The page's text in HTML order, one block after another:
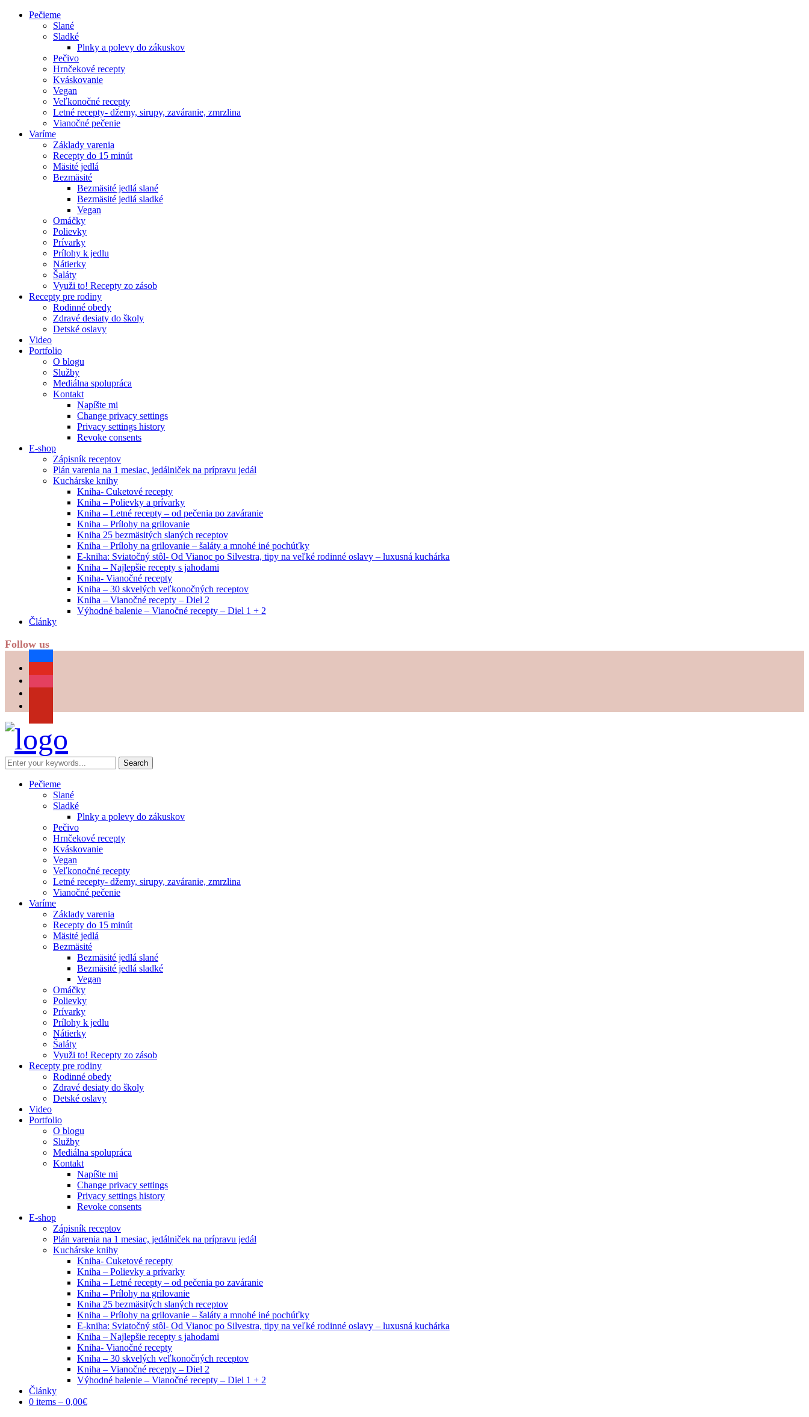
Pečieme
Slané
Sladké
Plnky a polevy do zákuskov
Pečivo
Hrnčekové recepty
Kváskovanie
Vegan
Veľkonočné recepty
Letné recepty- džemy, sirupy, zaváranie, zmrzlina
Vianočné pečenie
Varíme
Základy varenia
Recepty do 15 minút
Mäsité jedlá
Bezmäsité
Bezmäsité jedlá slané
Bezmäsité jedlá sladké
Vegan
Omáčky
Polievky
Prívarky
Prílohy k jedlu
Nátierky
Šaláty
Využi to! Recepty zo zásob
Recepty pre rodiny
Rodinné obedy
Zdravé desiaty do školy
Detské oslavy
Video
Portfolio
O blogu
Služby
Mediálna spolupráca
Kontakt
Napíšte mi
Change privacy settings
Privacy settings history
Revoke consents
E-shop
Zápisník receptov
Plán varenia na 1 mesiac, jedálniček na prípravu jedál
Kuchárske knihy
Kniha- Cuketové recepty
Kniha – Polievky a prívarky
Kniha – Letné recepty – od pečenia po zaváranie
Kniha – Prílohy na grilovanie
Kniha 25 bezmäsitých slaných receptov
Kniha – Prílohy na grilovanie – šaláty a mnohé iné pochúťky
E-kniha: Sviatočný stôl- Od Vianoc po Silvestra, tipy na veľké rodinné oslavy – luxusná kuchárka
Kniha – Najlepšie recepty s jahodami
Kniha- Vianočné recepty
Kniha – 30 skvelých veľkonočných receptov
Kniha – Vianočné recepty – Diel 2
Výhodné balenie – Vianočné recepty – Diel 1 + 2
Články
Follow us
Pečieme
Slané
Sladké
Plnky a polevy do zákuskov
Pečivo
Hrnčekové recepty
Kváskovanie
Vegan
Veľkonočné recepty
Letné recepty- džemy, sirupy, zaváranie, zmrzlina
Vianočné pečenie
Varíme
Základy varenia
Recepty do 15 minút
Mäsité jedlá
Bezmäsité
Bezmäsité jedlá slané
Bezmäsité jedlá sladké
Vegan
Omáčky
Polievky
Prívarky
Prílohy k jedlu
Nátierky
Šaláty
Využi to! Recepty zo zásob
Recepty pre rodiny
Rodinné obedy
Zdravé desiaty do školy
Detské oslavy
Video
Portfolio
O blogu
Služby
Mediálna spolupráca
Kontakt
Napíšte mi
Change privacy settings
Privacy settings history
Revoke consents
E-shop
Zápisník receptov
Plán varenia na 1 mesiac, jedálniček na prípravu jedál
Kuchárske knihy
Kniha- Cuketové recepty
Kniha – Polievky a prívarky
Kniha – Letné recepty – od pečenia po zaváranie
Kniha – Prílohy na grilovanie
Kniha 25 bezmäsitých slaných receptov
Kniha – Prílohy na grilovanie – šaláty a mnohé iné pochúťky
E-kniha: Sviatočný stôl- Od Vianoc po Silvestra, tipy na veľké rodinné oslavy – luxusná kuchárka
Kniha – Najlepšie recepty s jahodami
Kniha- Vianočné recepty
Kniha – 30 skvelých veľkonočných receptov
Kniha – Vianočné recepty – Diel 2
Výhodné balenie – Vianočné recepty – Diel 1 + 2
Články
0 items – 0,00€